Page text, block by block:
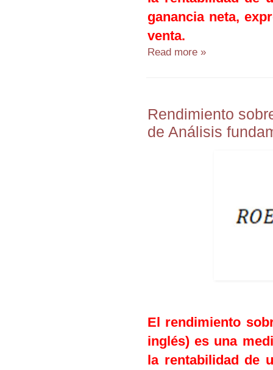
ganancia neta,
venta.
Read more »
Rendimiento
de Análisis
El rendimiento
inglés) es una
la rentabilidad de